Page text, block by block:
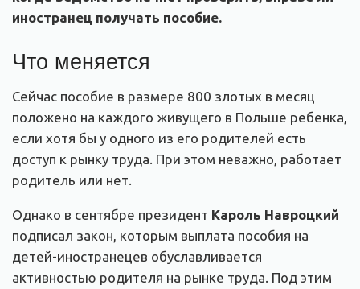
иностранец получать пособие.
Что меняется
Сейчас пособие в размере 800 злотых в месяц
положено на каждого живущего в Польше ребенка,
если хотя бы у одного из его родителей есть
доступ к рынку труда. При этом неважно, работает
родитель или нет.
Однако в сентябре президент Кароль Навроцкий
подписал закон, которым выплата пособия на
детей-иностранецев обуславливается
активностью родителя на рынке труда. Под этим